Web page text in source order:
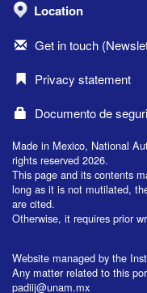
Location
Get in touch
Privacy statement
Documento de
Made in Mexico, National
rights reserved 2026.
This page and its contents
long as it is not mutilated,
are cited.
Otherwise, it requires prior
Website managed by the
Any matter related to this
padiij@unam.mx